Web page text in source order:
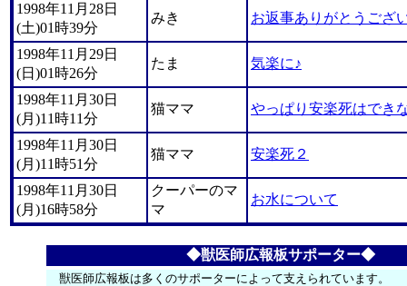
1998年11月28日
(土)01時39分
みき お返事ありがとうござ
1998年11月29日
(日)01時26分
たま 気楽に♪
1998年11月30日
(月)11時11分
猫ママ やっぱり安楽死はでき
1998年11月30日
(月)11時51分
猫ママ 安楽死２
1998年11月30日
(月)16時58分
クーパーのマ
マ
お水について
◆獣医師広報板サポーター◆
獣医師広報板は多くのサポーターによって支えられています。